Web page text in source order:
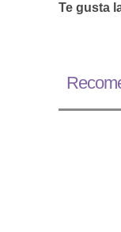
Te gusta